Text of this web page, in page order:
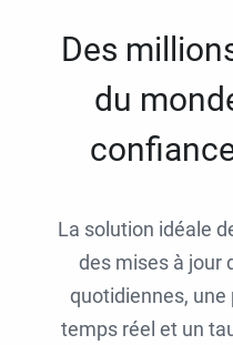
Des
du
La solution idéale
des mises à jour
quotidiennes,
temps réel et un